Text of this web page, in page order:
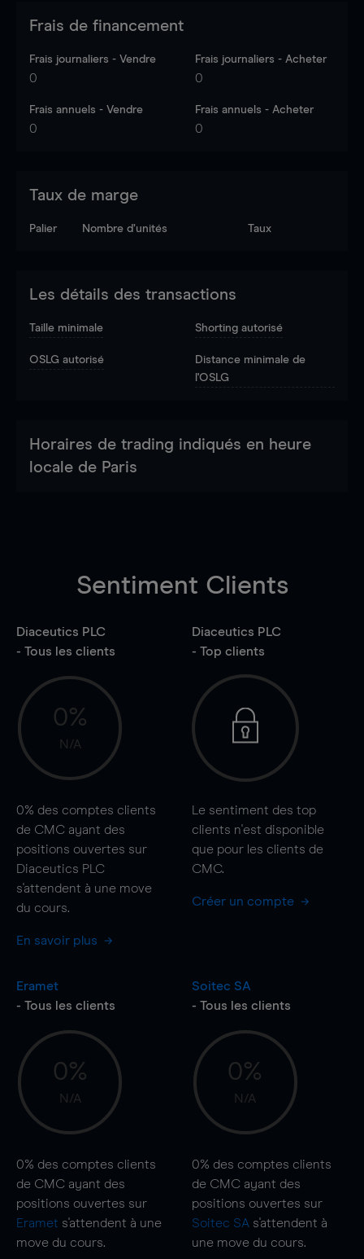
Frais de financement
Frais journaliers - Vendre
0
Frais journaliers - Acheter
0
Frais annuels - Vendre
0
Frais annuels - Acheter
0
Taux de marge
Palier Nombre d’unités Taux
Les détails des transactions
Taille minimale Shorting autorisé
OSLG autorisé
Distance minimale de
l'OSLG
Horaires de trading indiqués en heure
locale de Paris
Sentiment Clients
Diaceutics PLC
- Tous les clients
0%
N/A
0% des comptes clients
de CMC ayant des
positions ouvertes sur
Diaceutics PLC
s'attendent à une move
du cours.
En savoir plus
Diaceutics PLC
- Top clients
Le sentiment des top
clients n'est disponible
que pour les clients de
CMC.
Créer un compte
Eramet
- Tous les clients
0%
N/A
0% des comptes clients
de CMC ayant des
positions ouvertes sur
Eramet s'attendent à une
move du cours.
Soitec SA
- Tous les clients
0%
N/A
0% des comptes clients
de CMC ayant des
positions ouvertes sur
Soitec SA s'attendent à
une move du cours.